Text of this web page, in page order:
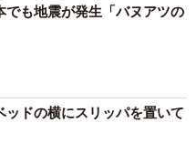
でも地震が発生「バヌアツの
ドの横にスリッパを置いて